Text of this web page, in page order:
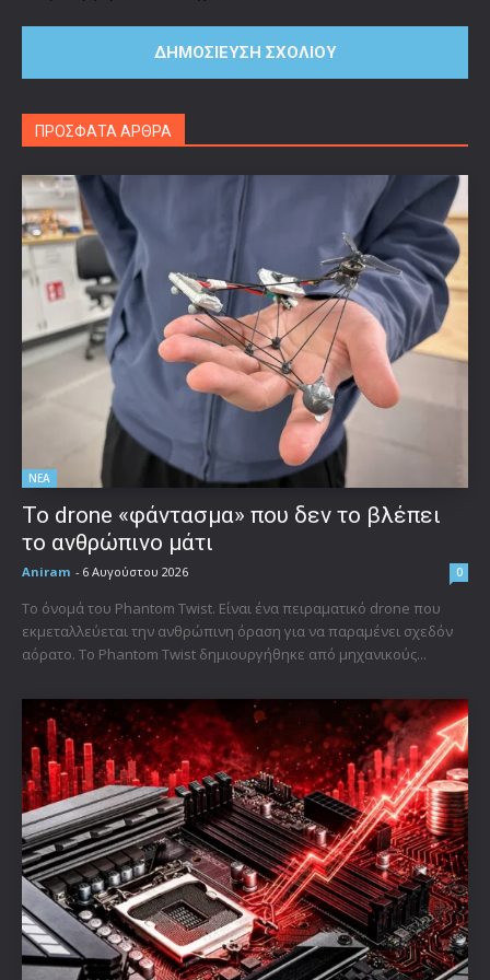
ΠΡΟΣΦΑΤΑ ΑΡΘΡΑ
ΝΕΑ
Το drone «φάντασμα» που δεν το βλέπει
το ανθρώπινο μάτι
Aniram - 6 Αυγούστου 2026 0
Το όνομά του Phantom Twist. Είναι ένα πειραματικό drone που
εκμεταλλεύεται την ανθρώπινη όραση για να παραμένει σχεδόν
αόρατο. Το Phantom Twist δημιουργήθηκε από μηχανικούς...